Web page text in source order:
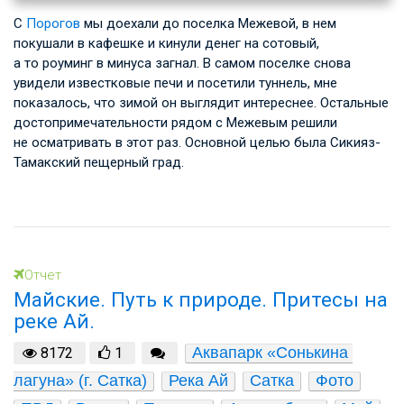
С Порогов мы доехали до поселка Межевой, в нем
покушали в кафешке и кинули денег на сотовый,
а то роуминг в минуса загнал. В самом поселке снова
увидели известковые печи и посетили туннель, мне
показалось, что зимой он выглядит интереснее. Остальные
достопримечательности рядом с Межевым решили
не осматривать в этот раз. Основной целью была Сикияз-
Тамакский пещерный град.
Отчет
Майские. Путь к природе. Притесы на
реке Ай.
8172 1
Аквапарк «Сонькина
лагуна» (г. Сатка)
Река Ай Сатка
Фото